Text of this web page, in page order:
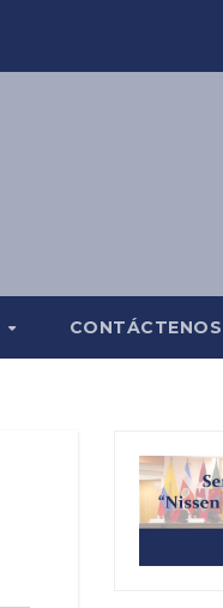
CONTÁCTENOS